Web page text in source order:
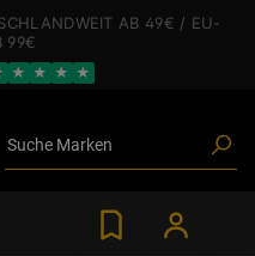
AB 49€ / EU-
99€
★ ★ ★ ★
Suche
Toys
Marken
Gleitgel
Poppers